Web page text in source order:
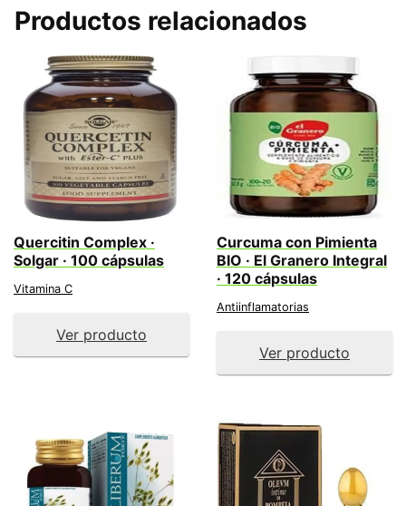
Productos relacionados
Quercitin Complex ·
Solgar · 100 cápsulas
Vitamina C
Ver producto
Curcuma con Pimienta
BIO · El Granero Integral
· 120 cápsulas
Antiinflamatorias
Ver producto